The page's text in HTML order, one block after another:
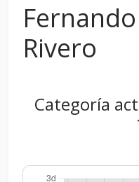
Rivero
Categoría